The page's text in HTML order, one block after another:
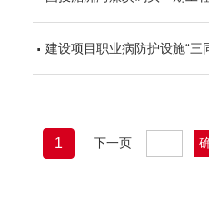
建设项目职业病防护设施“三同
1 下一页